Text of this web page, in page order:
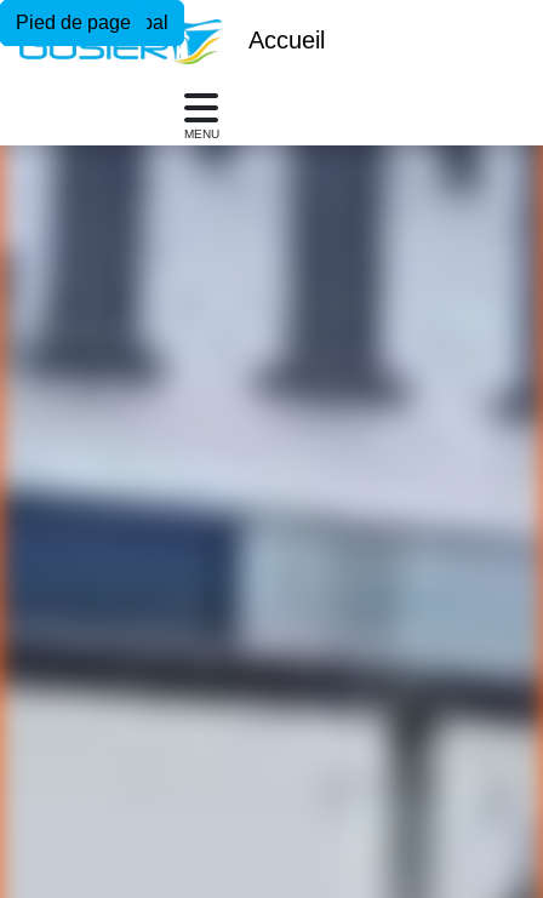
Menu principal
Contenu principal
Pied de page
Accueil
MENU